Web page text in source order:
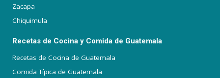
Zacapa
Chiquimula
Recetas de Cocina y Comida de Guatemala
Recetas de Cocina de Guatemala
Comida Típica de Guatemala